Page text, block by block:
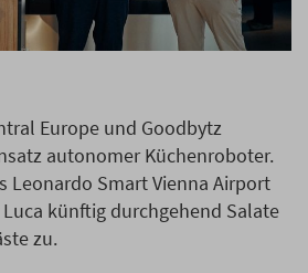
Europe und Goodbytz
autonomer Küchenroboter.
Leonardo Smart Vienna Airport
künftig durchgehend Salate
zu.